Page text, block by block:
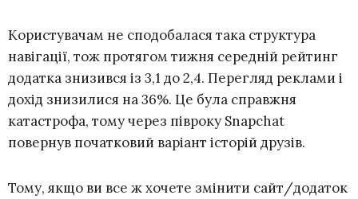
Користувачам не сподобалася така структура
навігації, тож протягом тижня середній рейтинг
додатка знизився із 3,1 до 2,4. Перегляд реклами і
дохід знизилися на 36%. Це була справжня
катастрофа, тому через півроку Snapchat
повернув початковий варіант історій друзів.
Тому, якщо ви все ж хочете змінити сайт/додаток